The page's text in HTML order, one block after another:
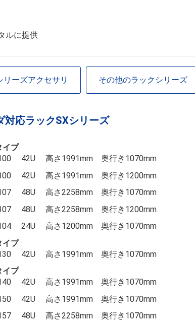
ルに提供
リーズアクセサリ その他のラックシリーズ
対応ラックSXシリーズ
イプ
42U 高さ1991mm 奥行き1070mm
42U 高さ1991mm 奥行き1200mm
48U 高さ2258mm 奥行き1070mm
48U 高さ2258mm 奥行き1200mm
24U 高さ1200mm 奥行き1070mm
イプ
42U 高さ1991mm 奥行き1070mm
イプ
42U 高さ1991mm 奥行き1070mm
42U 高さ1991mm 奥行き1070mm
48U 高さ2258mm 奥行き1070mm